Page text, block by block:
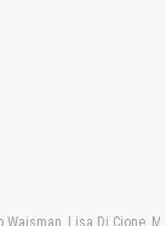
Lisa Di Cione,